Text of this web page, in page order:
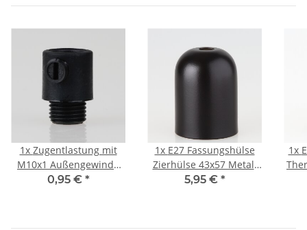
1x Zugentlastung mit
M10x1 Außengewinde
für Kabel 13x19mm
0,95 € *
1x E27 Fassungshülse
Zierhülse 43x57 Metall
schwarz mit 10,5mm
5,95 € *
1x